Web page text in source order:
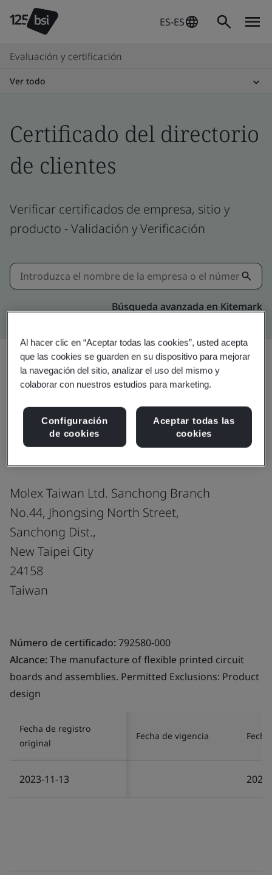
ES-ES
Evaluación y certificación
Ver todo
Certificado del directorio
de clientes
Verificar certificados de empresa, sitio y
producto - Validación y Verificación
Búsqueda avanzada en Kitemark
Compartir: Descargar
IATF 16949:2016
Molex Taiwan Ltd. Sanchong Branch
No.44, Jhongsing North Street,
Sanchong Dist.,
New Taipei City
24158
Taiwan
Número de certificado:792580-000
Alcance:The manufacture of flexible printed circuit
boards and assemblies. Permitted Exclusions: Product
design
Fecha de registro
original
Fecha de vigencia
2023-11-13
Al hacer clic en “Aceptar todas las cookies”, usted acepta
que las cookies se guarden en su dispositivo para mejorar
la navegación del sitio, analizar el uso del mismo y
colaborar con nuestros estudios para marketing.
Configuración
de cookies
Aceptar todas las
cookies